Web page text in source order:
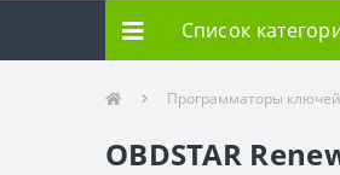
Список
Программаторы
OBDSTAR